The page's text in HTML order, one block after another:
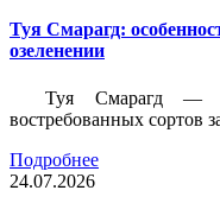
Туя Смарагд:
озеленении
Туя Смарагд —
востребованных сортов
Подробнее
24.07.2026